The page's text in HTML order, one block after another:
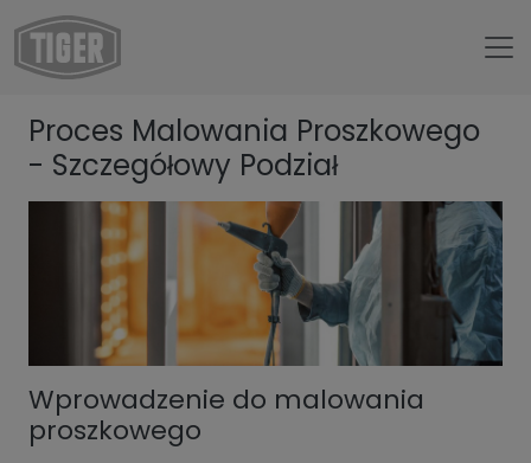
Untermenü öffnen für „www.tiger-coatings.com“
O nas
Untermenü öffnen für „TIGER Group“
TIGER Blog
Untermenü öffnen für „TIGER Blog“
Proces Malowania Proszkowego - Szczegółowy Podział
Proces Malowania Proszkowego
- Szczegółowy Podział
Wprowadzenie do malowania
proszkowego